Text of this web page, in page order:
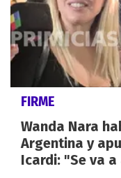
FIRME
Wanda Nara
Argentina y
Icardi: "Se va